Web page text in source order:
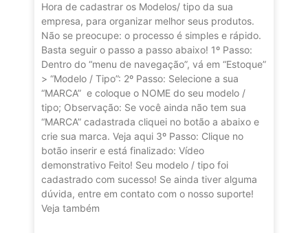
Hora de cadastrar os Modelos/ tipo da sua
empresa, para organizar melhor seus produtos.
Não se preocupe: o processo é simples e rápido.
Basta seguir o passo a passo abaixo! 1º Passo:
Dentro do “menu de navegação”, vá em “Estoque”
> “Modelo / Tipo”: 2º Passo: Selecione a sua
“MARCA” e coloque o NOME do seu modelo /
tipo; Observação: Se você ainda não tem sua
“MARCA” cadastrada cliquei no botão a abaixo e
crie sua marca. Veja aqui 3º Passo: Clique no
botão inserir e está finalizado: Vídeo
demonstrativo Feito! Seu modelo / tipo foi
cadastrado com sucesso! Se ainda tiver alguma
dúvida, entre em contato com o nosso suporte!
Veja também